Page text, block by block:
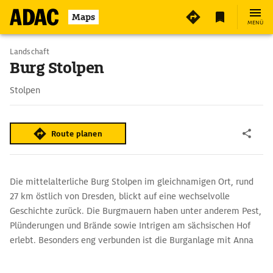
Maps MENÜ
Landschaft
Burg Stolpen
Stolpen
Route planen
Die mittelalterliche Burg Stolpen im gleichnamigen Ort, rund
27 km östlich von Dresden, blickt auf eine wechselvolle
Geschichte zurück. Die Burgmauern haben unter anderem Pest,
Plünderungen und Brände sowie Intrigen am sächsischen Hof
erlebt. Besonders eng verbunden ist die Burganlage mit Anna